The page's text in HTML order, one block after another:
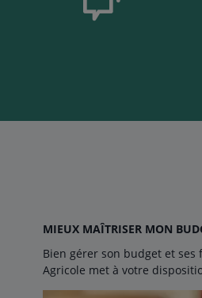
MIEUX MAÎTRISER MON
Bien gérer son budget et ses
Agricole met à votre